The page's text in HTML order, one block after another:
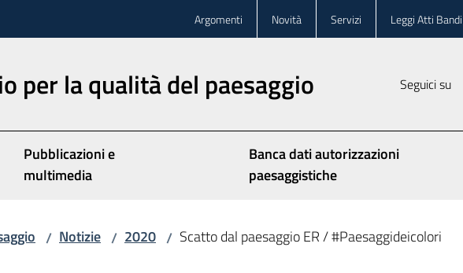
Argomenti Novità Servizi Leggi Atti Bandi
per la qualità del paesaggio Seguici su
Pubblicazioni e
multimedia
Banca dati autorizzazioni
paesaggistiche
/ Notizie / 2020 / Scatto dal paesaggio ER / #Paesaggideicolori